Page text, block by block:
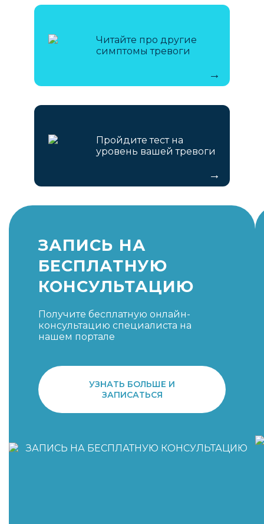
Читайте про другие
симптомы тревоги
Пройдите тест на
уровень вашей тревоги
ЗАПИСЬ НА
БЕСПЛАТНУЮ
КОНСУЛЬТАЦИЮ
Получите бесплатную онлайн-
консультацию специалиста на
нашем портале
УЗНАТЬ БОЛЬШЕ И
ЗАПИСАТЬСЯ